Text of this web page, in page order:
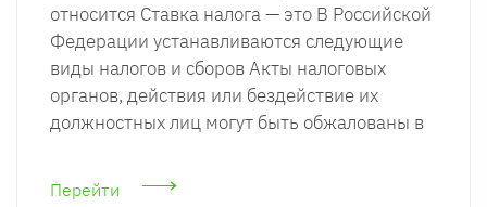
относится Ставка налога — это В Российской
Федерации устанавливаются следующие
виды налогов и сборов Акты налоговых
органов, действия или бездействие их
должностных лиц могут быть обжалованы в
Перейти